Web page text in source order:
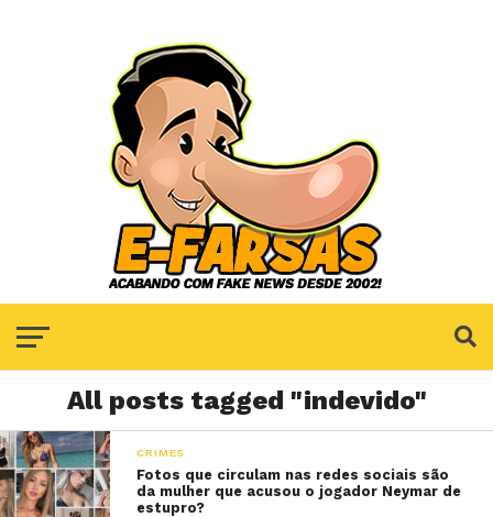
All posts tagged "indevido"
CRIMES
Fotos que circulam nas redes sociais são
da mulher que acusou o jogador Neymar de
estupro?